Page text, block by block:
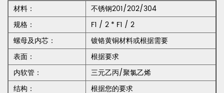
材料：
不锈钢201/202/304
规格：
F1 / 2 * F1 / 2
螺母及内芯：
镀铬黄铜材料或根据需要
表面：
根据要求
内软管：
三元乙丙/聚氯乙烯
结构：
根据您的要求